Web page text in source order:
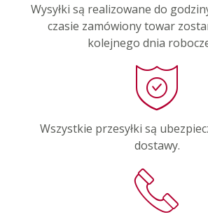
Wysyłki są realizowane do
czasie zamówiony towar
kolejnego dnia
Wszystkie przesyłki są
dostawy.